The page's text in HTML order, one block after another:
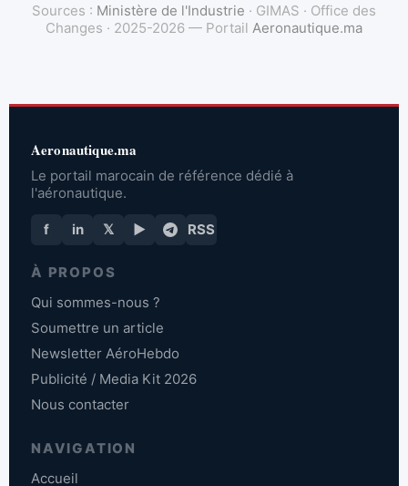
Sources : Ministère de l'Industrie · GIMAS · Office des
Changes · 2025-2026 — Portail Aeronautique.ma
Aeronautique.ma
Le portail marocain de référence dédié à
l'aéronautique.
f in 𝕏 ▶ RSS
À PROPOS
Qui sommes-nous ?
Soumettre un article
Newsletter AéroHebdo
Publicité / Media Kit 2026
Nous contacter
NAVIGATION
Accueil